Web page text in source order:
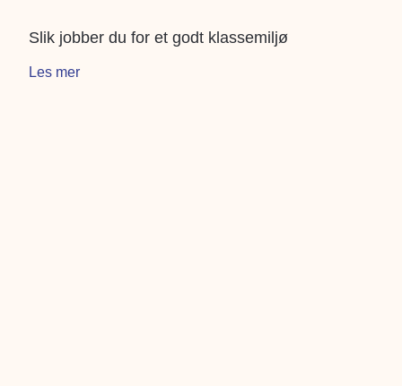
Slik jobber du for et godt klassemiljø
Les mer